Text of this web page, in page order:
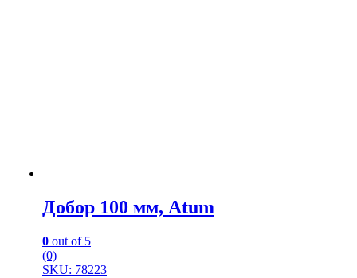
Добор 100 мм, Atum
0 out of 5
(0)
SKU: 78223